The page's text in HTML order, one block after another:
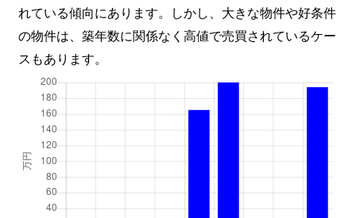
れている傾向にあります。しかし、大きな物件や好条件
の物件は、築年数に関係なく高値で売買されているケー
スもあります。